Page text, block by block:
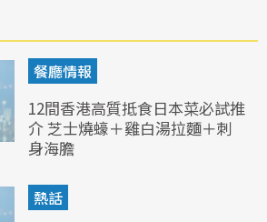
餐廳情報
12間香港高質抵食日本菜必試推
介 芝士燒蠔＋雞白湯拉麵＋刺
身海膽
熱話